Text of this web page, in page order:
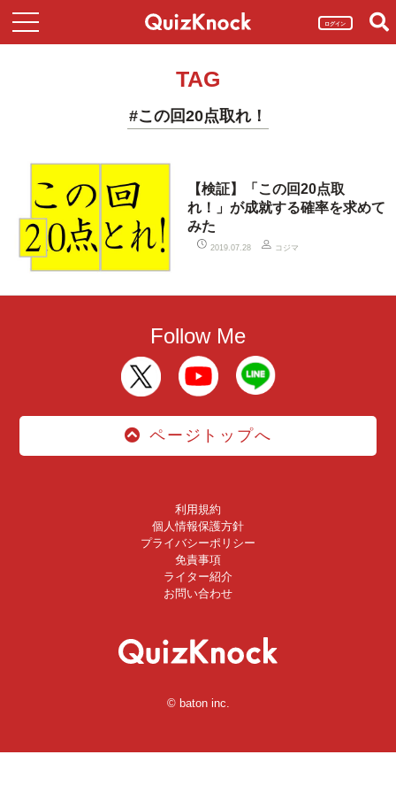
ログイン
TAG
#この回20点取れ！
【検証】「この回20点取
れ！」が成就する確率を求めて
みた
2019.07.28 コジマ
Follow Me
ページトップへ
利用規約
個人情報保護方針
プライバシーポリシー
免責事項
ライター紹介
お問い合わせ
© baton inc.